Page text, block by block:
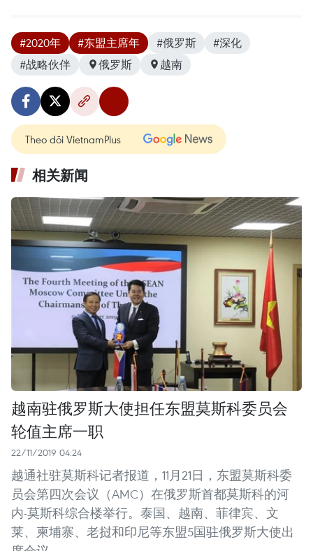
#2020年 #东盟主席年 #俄罗斯
#深化
#战略伙伴
俄罗斯 越南
Theo dõi VietnamPlus
相关新闻
越南驻俄罗斯大使担任东盟莫斯科委员会
轮值主席一职
22/11/2019 04:24
越通社驻莫斯科记者报道，11月21日，东盟莫斯科委
员会第四次会议（AMC）在俄罗斯首都莫斯科的河
内-莫斯科综合楼举行。泰国、越南、菲律宾、文
莱、柬埔寨、老挝和印尼等东盟5国驻俄罗斯大使出